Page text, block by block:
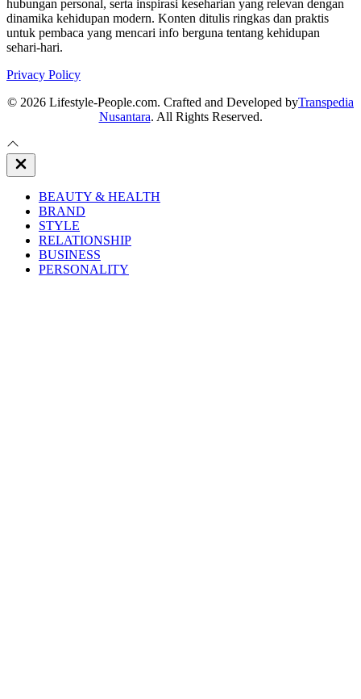
hubungan personal, serta inspirasi keseharian yang relevan dengan
dinamika kehidupan modern. Konten ditulis ringkas dan praktis
untuk pembaca yang mencari info berguna tentang kehidupan
sehari-hari.
Privacy Policy
© 2026 Lifestyle-People.com. Crafted and Developed byTranspedia
Nusantara. All Rights Reserved.
Close
Off
BEAUTY & HEALTH
BRAND
STYLE
RELATIONSHIP
BUSINESS
PERSONALITY